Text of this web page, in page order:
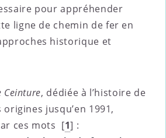
pour appréhender
ligne de chemin de fer en
historique et
Ceinture, dédiée à l’histoire de
jusqu’en 1991,
ces mots [1] :